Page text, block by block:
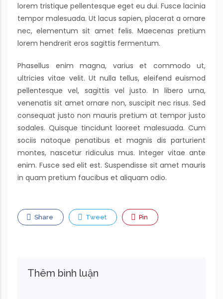
lorem tristique pellentesque eget eu dui. Fusce lacinia
tempor malesuada. Ut lacus sapien, placerat a ornare
nec, elementum sit amet felis. Maecenas pretium
lorem hendrerit eros sagittis fermentum.
Phasellus enim magna, varius et commodo ut,
ultricies vitae velit. Ut nulla tellus, eleifend euismod
pellentesque vel, sagittis vel justo. In libero urna,
venenatis sit amet ornare non, suscipit nec risus. Sed
consequat justo non mauris pretium at tempor justo
sodales. Quisque tincidunt laoreet malesuada. Cum
sociis natoque penatibus et magnis dis parturient
montes, nascetur ridiculus mus. Integer vitae ante
enim. Fusce sed elit est. Suspendisse sit amet mauris
in quam pretium faucibus et aliquam odio.
Share Tweet Pin
Thêm bình luận